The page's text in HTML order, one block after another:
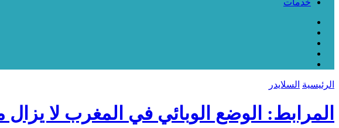
خدمات
الرئيسية السلايدر
المرابط: الوضع الوبائي في المغرب لا